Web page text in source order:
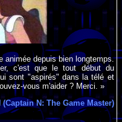
animée depuis bien longtemps.
c'est que le tout début du
sont "aspirés" dans la télé et
vous m'aider ? Merci. »
(Captain N: The Game Master)